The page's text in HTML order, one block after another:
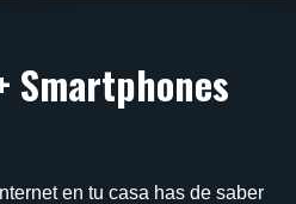
Smartphones
en tu casa has de saber